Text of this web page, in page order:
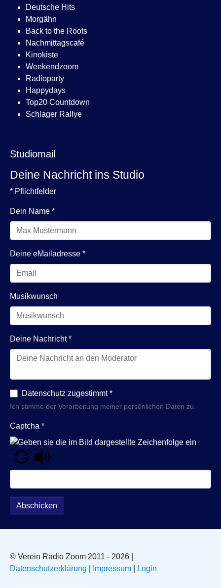
Deutsche Hits
Morgähn
Back to the Roots
Nachmittagscafé
Kinokiste
Weekendzoom
Radioparty
Happydays
Top20 Countdown
Schlager Rallye
Studiomail
Deine Nachricht ins Studio
* Pflichtfelder
Dein Name *
Deine eMailadresse *
Musikwunsch
Deine Nachricht*
Datenschutz zugestimmt*
Ich stimme der Verarbeitung meiner persönlichen Daten zu.
Captcha *
Abschicken
© Verein Radio Zoom 2011 - 2026 |
Datenschutzerklärung
Impressum Login